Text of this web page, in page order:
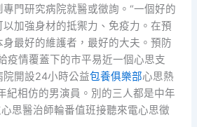
門研究病院就醫或徵詢。“一個好的
以加強身材的抵禦力、免疫力。在預
最好的維護者，最好的大夫。預防
疫情覆蓋下的市平易近一個心思支
院開設24小時公益包養俱樂部心思熱
相仿的男演員。別的三人都是中年
思醫治師輪番值班接聽來電心思徵